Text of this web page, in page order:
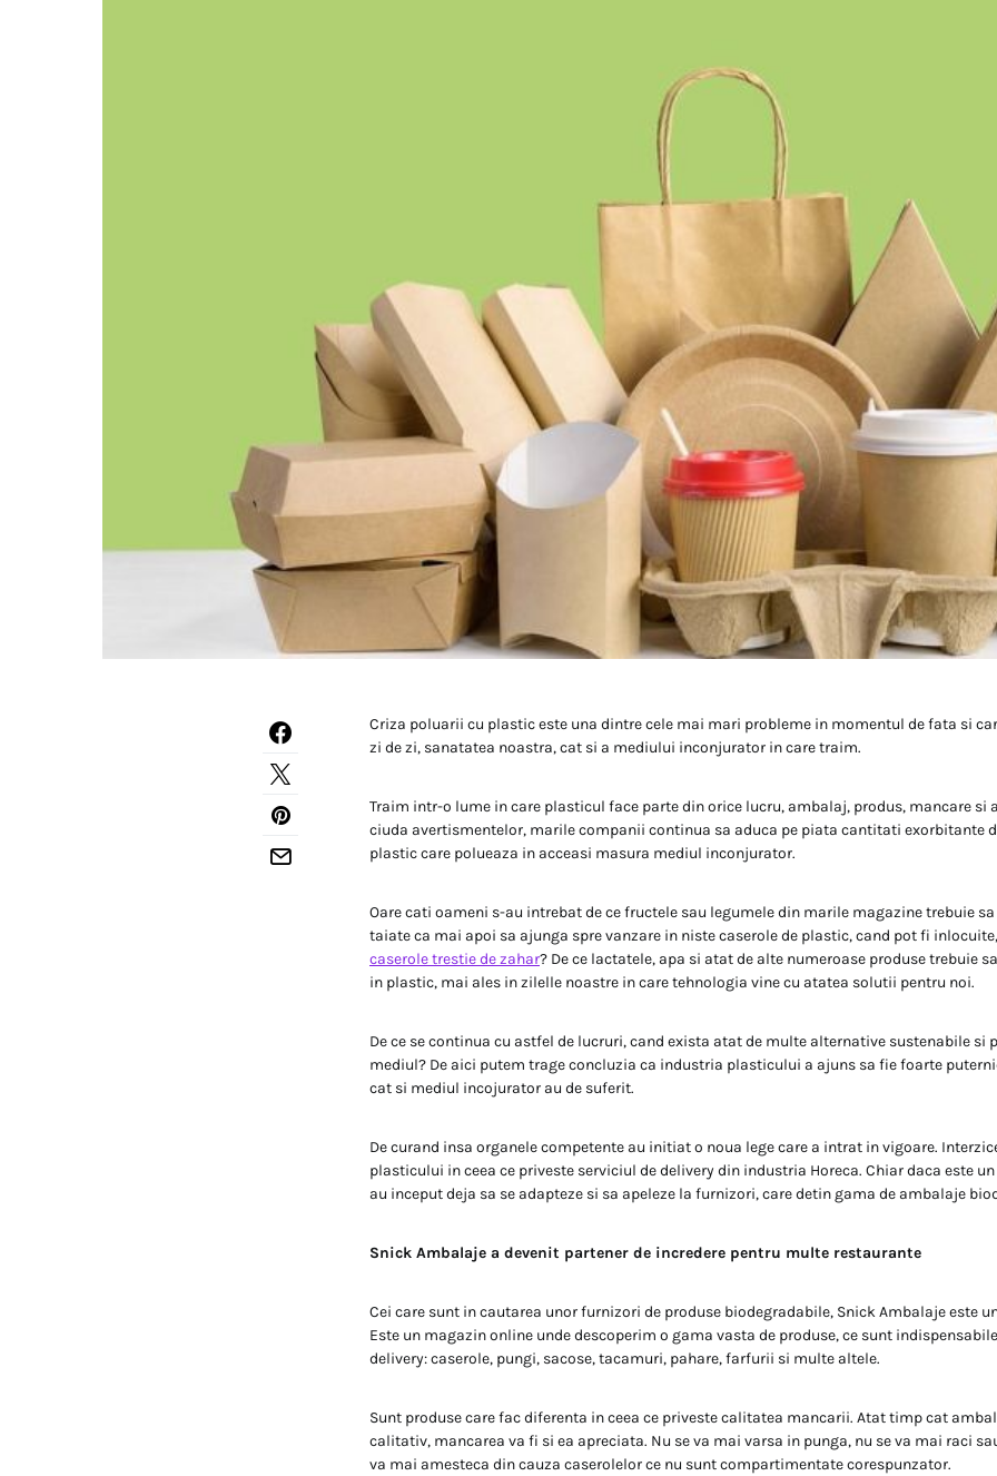
Criza poluarii cu plastic este una dintre cele mai mari probleme in momentul de fata si
zi de zi, sanatatea noastra, cat si a mediului inconjurator in care traim.
Traim intr-o lume in care plasticul face parte din orice lucru, ambalaj, produs, mancare si
ciuda avertismentelor, marile companii continua sa aduca pe piata cantitati exorbitante
plastic care polueaza in acceasi masura mediul inconjurator.
Oare cati oameni s-au intrebat de ce fructele sau legumele din marile magazine trebuie
taiate ca mai apoi sa ajunga spre vanzare in niste caserole de plastic, cand pot fi
caserole trestie de zahar? De ce lactatele, apa si atat de alte numeroase produse trebuie
in plastic, mai ales in zilelle noastre in care tehnologia vine cu atatea solutii pentru noi.
De ce se continua cu astfel de lucruri, cand exista atat de multe alternative sustenabile si
mediul? De aici putem trage concluzia ca industria plasticului a ajuns sa fie foarte
cat si mediul incojurator au de suferit.
De curand insa organele competente au initiat o noua lege care a intrat in vigoare.
plasticului in ceea ce priveste serviciul de delivery din industria Horeca. Chiar daca este
au inceput deja sa se adapteze si sa apeleze la furnizori, care detin gama de ambalaje
Snick Ambalaje a devenit partener de incredere pentru multe restaurante
Cei care sunt in cautarea unor furnizori de produse biodegradabile, Snick Ambalaje este
Este un magazin online unde descoperim o gama vasta de produse, ce sunt
delivery: caserole, pungi, sacose, tacamuri, pahare, farfurii si multe altele.
Sunt produse care fac diferenta in ceea ce priveste calitatea mancarii. Atat timp cat
calitativ, mancarea va fi si ea apreciata. Nu se va mai varsa in punga, nu se va mai raci
va mai amesteca din cauza caserolelor ce nu sunt compartimentate corespunzator.